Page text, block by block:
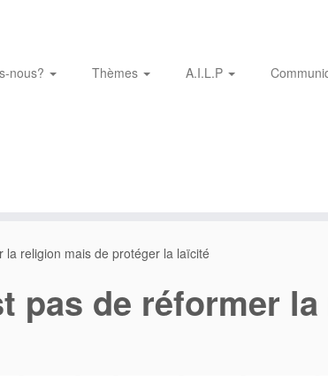
nous? Thèmes A.I.L.P
la religion mais de protéger la laïcité
pas de réformer